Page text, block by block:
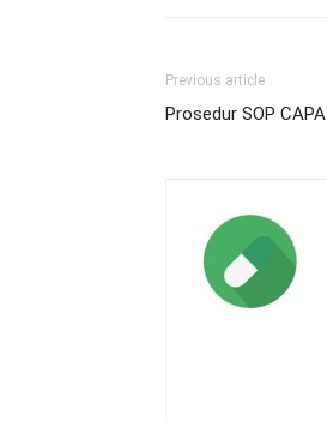
Previous article
Prosedur SOP CAPA